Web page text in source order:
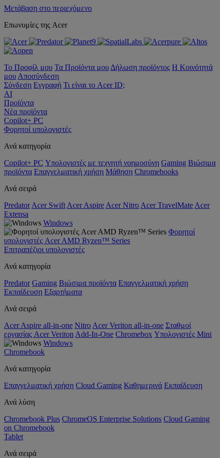
Μετάβαση στο περιεχόμενο
Επωνυμίες της Acer
Το Προφίλ μου Τα Προϊόντα μου Δήλωση προϊόντος Η Κοινότητά
μου Αποσύνδεση
Σύνδεση Εγγραφή Τι είναι το Acer ID;
AI
Προϊόντα
Νέα προϊόντα
Copilot+ PC
Φορητοί υπολογιστές
Ανά κατηγορία
Copilot+ PC Υπολογιστές με τεχνητή νοημοσύνη Gaming Βιώσιμα
προϊόντα Επαγγελματική χρήση Μάθηση Chromebooks
Ανά σειρά
Predator Acer Swift Acer Aspire Acer Nitro Acer TravelMate Acer
Extensa
Windows
Φορητοί
υπολογιστές Acer AMD Ryzen™ Series
Επιτραπέζιοι υπολογιστές
Ανά κατηγορία
Predator Gaming Βιώσιμα προϊόντα Επαγγελματική χρήση
Εκπαίδευση Εξαρτήματα
Ανά σειρά
Acer Aspire all-in-one Nitro Acer Veriton all-in-one Σταθμοί
εργασίας Acer Veriton Add-In-One Chromebox Υπολογιστές Mini
Windows
Chromebook
Ανά κατηγορία
Επαγγελματική χρήση Cloud Gaming Καθημερινά Εκπαίδευση
Ανά λύση
Chromebook Plus ChromeOS Enterprise Solutions Cloud Gaming
on Chromebook
Tablet
Ανά σειρά